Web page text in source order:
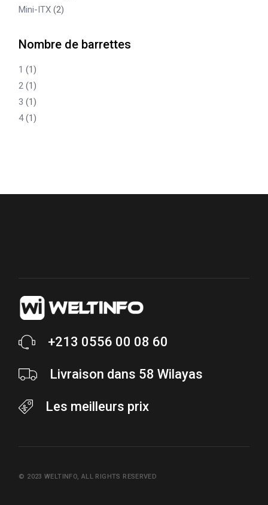
Mini-ITX (2)
Nombre de barrettes
1 (1)
2 (1)
3 (1)
4 (1)
+213 0556 00 08 60
Livraison dans 58 Wilayas
Les meilleurs prix
© 2023WELTINFO, ALL RIGHTS RESERVED